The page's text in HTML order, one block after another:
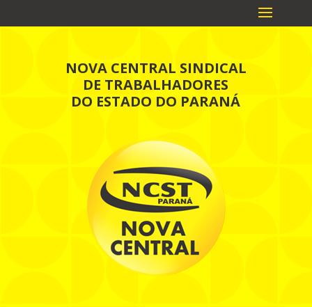
NOVA CENTRAL SINDICAL
DE TRABALHADORES
DO ESTADO DO PARANÁ